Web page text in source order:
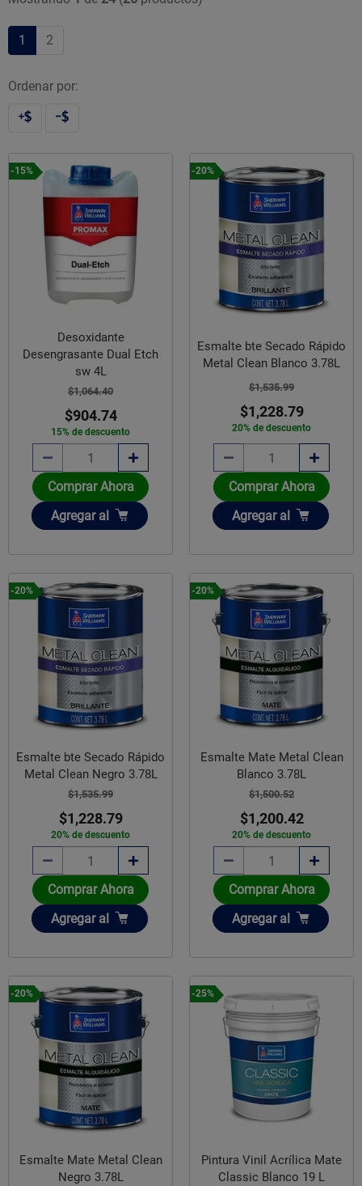
1 2
Ordenar por:
-15%
Desoxidante
Desengrasante Dual Etch
sw 4L
$1,064.40
$904.74
15% de descuento
Comprar Ahora
Añadir
Agregar al
-20%
Esmalte bte Secado Rápido
Metal Clean Blanco 3.78L
$1,535.99
$1,228.79
20% de descuento
Comprar Ahora
Añadir
Agregar al
-20%
Esmalte bte Secado Rápido
Metal Clean Negro 3.78L
$1,535.99
$1,228.79
20% de descuento
Comprar Ahora
Añadir
Agregar al
-20%
Esmalte Mate Metal Clean
Blanco 3.78L
$1,500.52
$1,200.42
20% de descuento
Comprar Ahora
Añadir
Agregar al
-20%
Esmalte Mate Metal Clean
Negro 3.78L
-25%
Pintura Vinil Acrílica Mate
Classic Blanco 19 L